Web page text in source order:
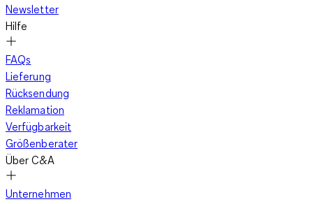
Newsletter
Hilfe
FAQs
Lieferung
Rücksendung
Reklamation
Verfügbarkeit
Größenberater
Über C&A
Unternehmen